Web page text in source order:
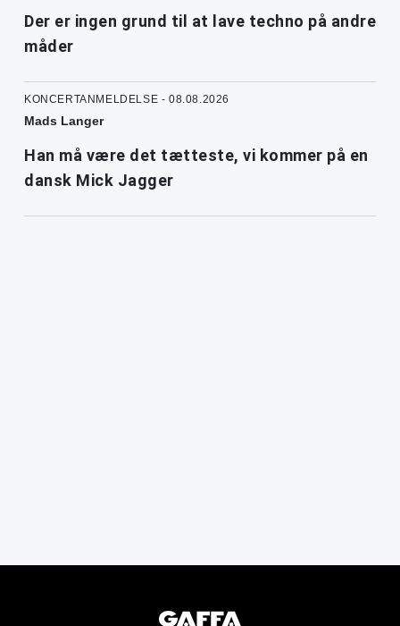
Der er ingen grund til at lave techno på andre
måder
KONCERTANMELDELSE - 08.08.2026
Mads Langer
Han må være det tætteste, vi kommer på en
dansk Mick Jagger